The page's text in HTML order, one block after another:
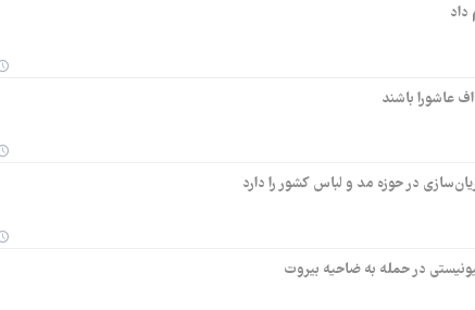
عاشورا باشند
در حوزه مد و لباس کشور را دارد
در حمله به ضاحیه بیروت